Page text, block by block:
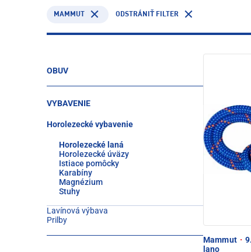
MAMMUT ODSTRÁNIŤ FILTER
OBUV
VYBAVENIE
Horolezecké vybavenie
Horolezecké laná
Horolezecké úväzy
Istiace pomôcky
Karabíny
Magnézium
Stuhy
Lavínová výbava
Prilby
Mammut ·
lano